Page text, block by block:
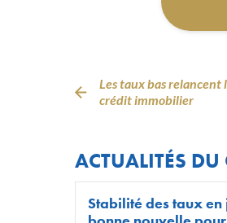
Les taux bas relancent
crédit immobilier
ACTUALITÉS
Stabilité des taux